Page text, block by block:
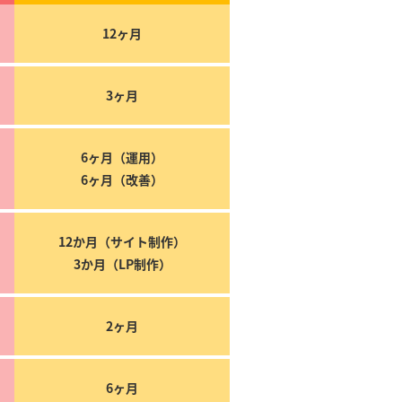
12ヶ月
3ヶ月
6ヶ月（運用）
6ヶ月（改善）
12か月（サイト制作）
3か月（LP制作）
2ヶ月
6ヶ月